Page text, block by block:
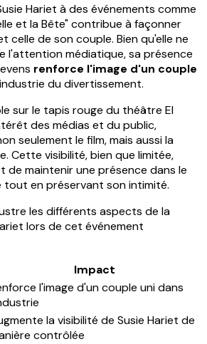
Hariet à des événements comme
et la Bête" contribue à façonner
celle de son couple. Bien qu'elle ne
l'attention médiatique, sa présence
renforce l'image d'un couple
du divertissement.
sur le tapis rouge du théâtre El
des médias et du public,
seulement le film, mais aussi la
Cette visibilité, bien que limitée,
de maintenir une présence dans le
en préservant son intimité.
les différents aspects de la
lors de cet événement
Impact
l'image d'un couple uni dans
la visibilité de Susie Hariet de
contrôlée